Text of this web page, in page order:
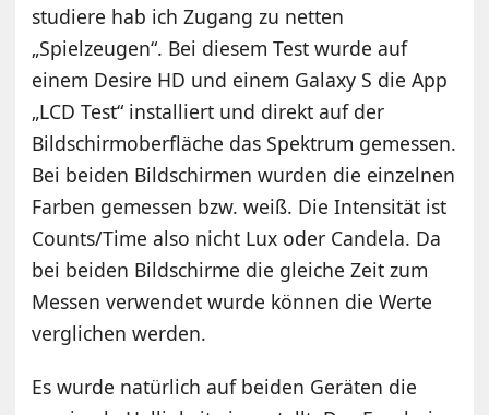
studiere hab ich Zugang zu netten
„Spielzeugen“. Bei diesem Test wurde auf
einem Desire HD und einem Galaxy S die App
„LCD Test“ installiert und direkt auf der
Bildschirmoberfläche das Spektrum gemessen.
Bei beiden Bildschirmen wurden die einzelnen
Farben gemessen bzw. weiß. Die Intensität ist
Counts/Time also nicht Lux oder Candela. Da
bei beiden Bildschirme die gleiche Zeit zum
Messen verwendet wurde können die Werte
verglichen werden.
Es wurde natürlich auf beiden Geräten die